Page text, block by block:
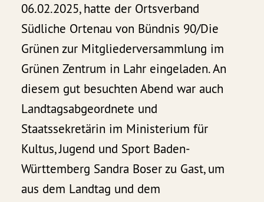
06.02.2025, hatte der Ortsverband
Südliche Ortenau von Bündnis 90/Die
Grünen zur Mitgliederversammlung im
Grünen Zentrum in Lahr eingeladen. An
diesem gut besuchten Abend war auch
Landtagsabgeordnete und
Staatssekretärin im Ministerium für
Kultus, Jugend und Sport Baden-
Württemberg Sandra Boser zu Gast, um
aus dem Landtag und dem